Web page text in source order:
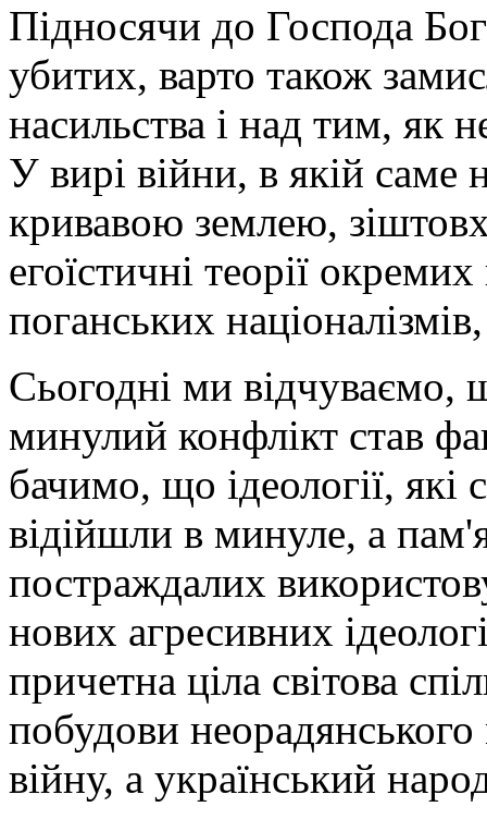
Підносячи до Господа
убитих, варто також
насильства і над тим, як
У вирі війни, в якій
кривавою землею,
егоїстичні теорії
поганських
Сьогодні ми відчуваємо,
минулий конфлікт став
бачимо, що ідеології,
відійшли в минуле, а
постраждалих
нових агресивних
причетна ціла світова
побудови
війну, а український